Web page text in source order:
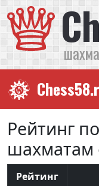
Рейтинг
шахматам
Рейтинг